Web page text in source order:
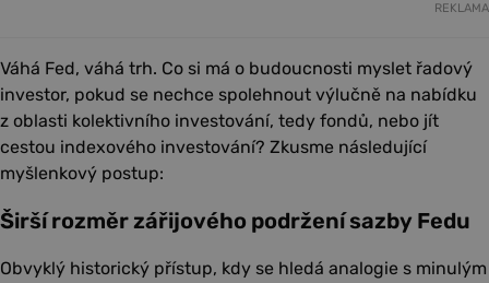
REKLAMA
Váhá Fed, váhá trh. Co si má o budoucnosti myslet řadový
investor, pokud se nechce spolehnout výlučně na nabídku
z oblasti kolektivního investování, tedy fondů, nebo jít
cestou indexového investování? Zkusme následující
myšlenkový postup:
Širší rozměr zářijového podržení sazby Fedu
Obvyklý historický přístup, kdy se hledá analogie s minulým